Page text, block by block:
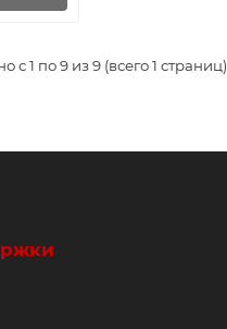
с 1 по 9 из 9 (всего 1 страниц)